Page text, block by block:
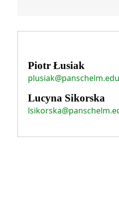
Piotr Łusiak
Lucyna Sikorska